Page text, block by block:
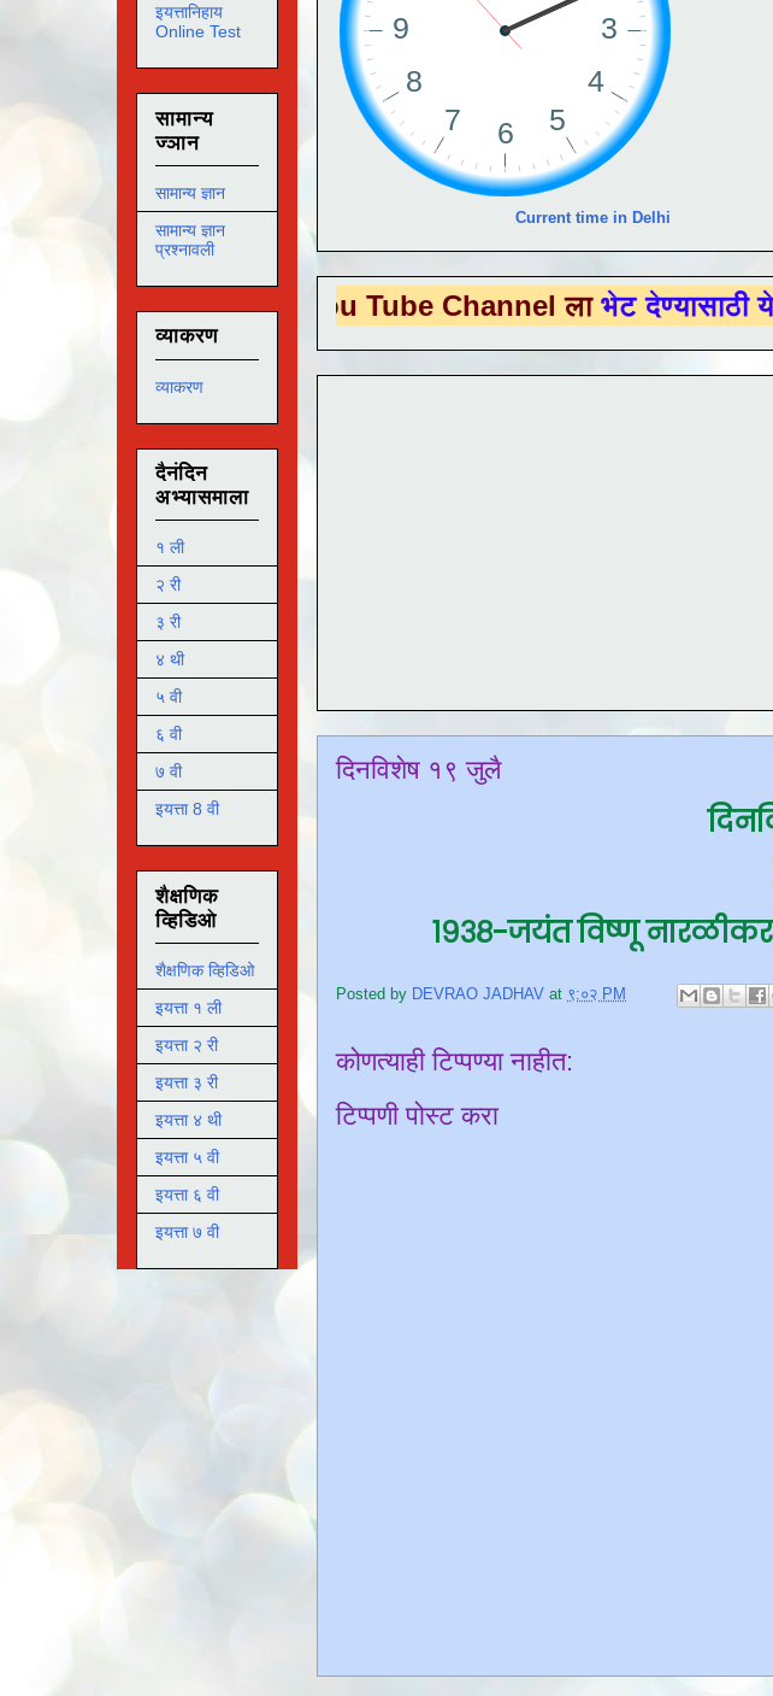
Current time in Delhi
या You Tube Channel लाभेट देण्यासाठी येथे क्लिक
दिनविशेष १९ जुलै
१९३८-जयंत विष्णू नारळीकर
Posted by DEVRAO JADHAV at ९:०२ PM
कोणत्याही टिप्पण्‍या नाहीत:
टिप्पणी पोस्ट करा
इयत्तानिहाय
Online Test
सामान्य
ज्ञान
सामान्य ज्ञान
सामान्य ज्ञान
प्रश्नावली
व्याकरण
व्याकरण
दैनंदिन
अभ्यासमाला
१ ली
२ री
३ री
४ थी
५ वी
६ वी
७ वी
इयत्ता 8 वी
शैक्षणिक
व्हिडिओ
शैक्षणिक व्हिडिओ
इयत्ता १ ली
इयत्ता २ री
इयत्ता ३ री
इयत्ता ४ थी
इयत्ता ५ वी
इयत्ता ६ वी
इयत्ता ७ वी